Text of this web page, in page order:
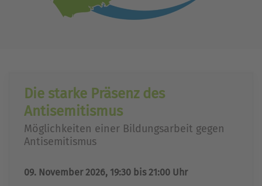
Die starke Präsenz des
Antisemitismus
Möglichkeiten einer Bildungsarbeit gegen
Antisemitismus
09. November 2026, 19:30 bis 21:00 Uhr